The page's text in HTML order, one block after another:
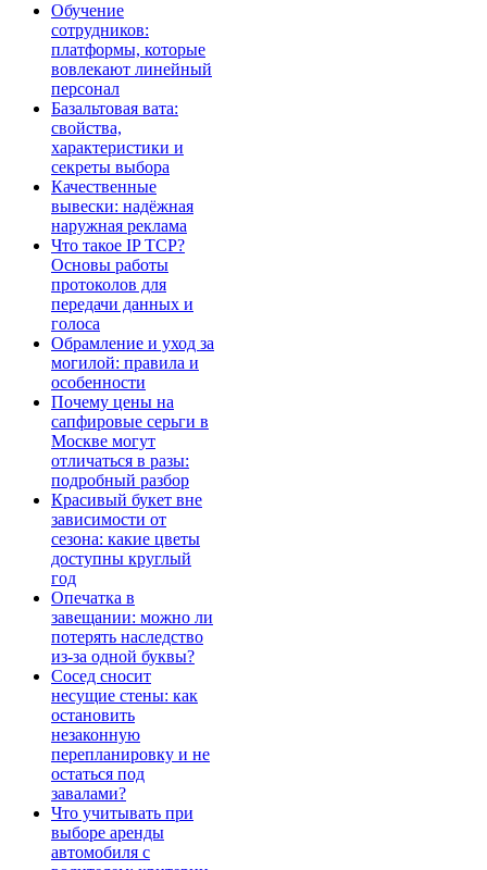
Обучение
сотрудников:
платформы, которые
вовлекают линейный
персонал
Базальтовая вата:
свойства,
характеристики и
секреты выбора
Качественные
вывески: надёжная
наружная реклама
Что такое IP TCP?
Основы работы
протоколов для
передачи данных и
голоса
Обрамление и уход за
могилой: правила и
особенности
Почему цены на
сапфировые серьги в
Москве могут
отличаться в разы:
подробный разбор
Красивый букет вне
зависимости от
сезона: какие цветы
доступны круглый
год
Опечатка в
завещании: можно ли
потерять наследство
из-за одной буквы?
Сосед сносит
несущие стены: как
остановить
незаконную
перепланировку и не
остаться под
завалами?
Что учитывать при
выборе аренды
автомобиля с